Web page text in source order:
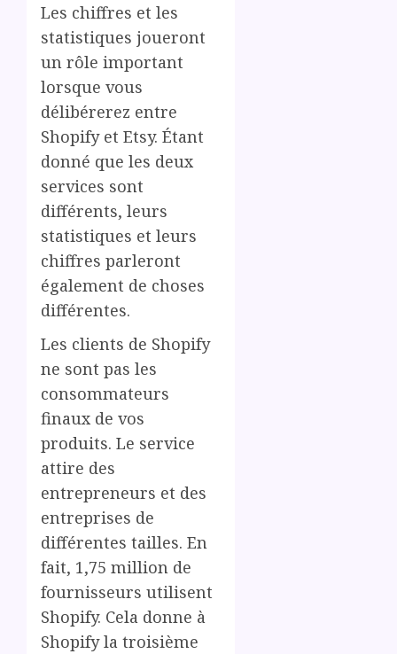
Les chiffres et les
statistiques joueront
un rôle important
lorsque vous
délibérerez entre
Shopify et Etsy. Étant
donné que les deux
services sont
différents, leurs
statistiques et leurs
chiffres parleront
également de choses
différentes.
Les clients de Shopify
ne sont pas les
consommateurs
finaux de vos
produits. Le service
attire des
entrepreneurs et des
entreprises de
différentes tailles. En
fait, 1,75 million de
fournisseurs utilisent
Shopify. Cela donne à
Shopify la troisième